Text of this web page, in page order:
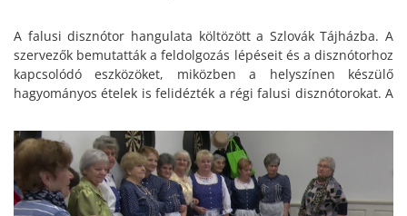
A falusi disznótor hangulata költözött a Szlovák Tájházba. A
szervezők bemutatták a feldolgozás lépéseit és a disznótorhoz
kapcsolódó eszközöket, miközben a helyszínen készülő
hagyományos ételek is felidézték a régi falusi disznótorokat. A
ismerkedhettek meg a népi hagyományokkal, mindezt
testközelből követve.